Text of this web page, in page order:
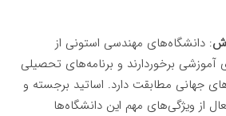
: دانشگاه‌های مهندسی استونی از
آموزشی برخوردارند و برنامه‌های تحصیلی
جهانی مطابقت دارد. اساتید برجسته و
از ویژگی‌های مهم این دانشگاه‌ها